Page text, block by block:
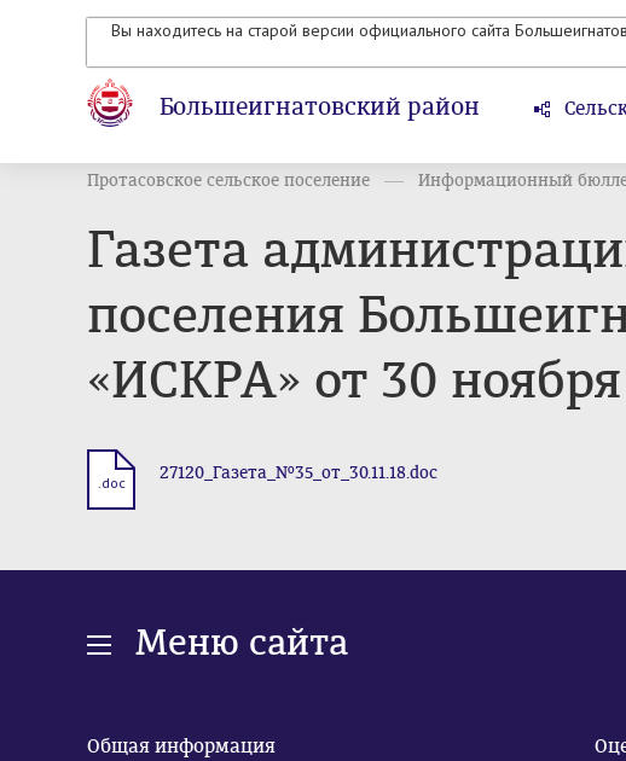
Вы находитесь на старой версии официального сайта
Большеигнатовский район
Протасовское сельское поселение Информационный
Газета
поселения
«ИСКРА» от 30
.doc 27120_Газета_№35_от_30.11.18.doc
Меню сайта
Общая информация